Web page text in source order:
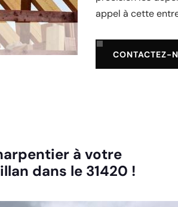
appel à cette
CONTACTEZ-
à votre
dans le 31420 !